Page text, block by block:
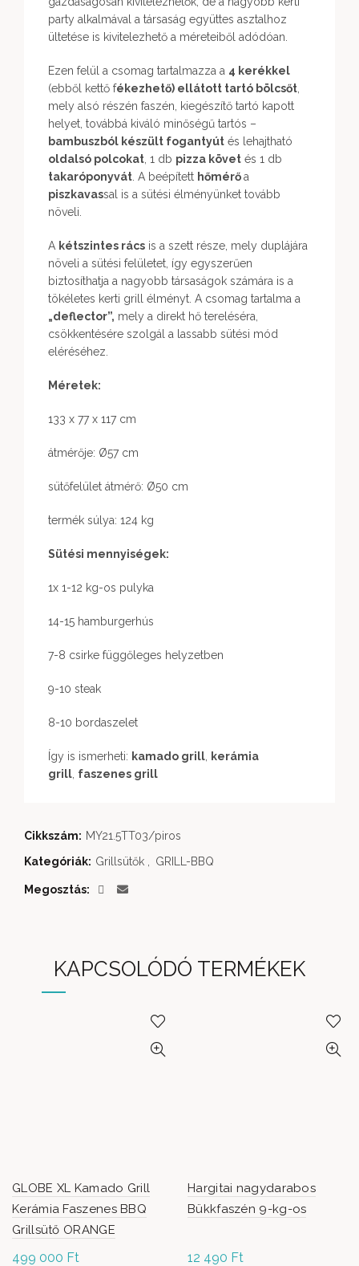
party alkalmával a társaság együttes asztalhoz
ültetése is kivitelezhető a méreteiből adódóan.
Ezen felül a csomag tartalmazza a 4 kerékkel
(ebből kettő fékezhető) ellátott tartó bölcsőt
mely alsó részén faszén, kiegészítő tartó kapott
helyet, továbbá kiváló minőségű tartós –
bambuszból készült fogantyút és lehajtható
oldalsó polcokat , 1 db pizza követ és 1 db
takaróponyvát . A beépített hőmérőa
piszkavassal is a sütési élményünket tovább
növeli.
A kétszintes rács is a szett része, mely duplájára
növeli a sütési felületet, így egyszerűen
biztosíthatja a nagyobb társaságok számára is a
tökéletes kerti grill élményt. A csomag tartalma a
„deflector”, mely a direkt hő tereléséra,
csökkentésére szolgál a lassabb sütési mód
eléréséhez.
Méretek:
133 x 77 x 117 cm
átmérője: Ø57 cm
sütőfelület átmérő: Ø50 cm
termék súlya: 124 kg
Sütési mennyiségek:
1x 1-12 kg-os pulyka
14-15 hamburgerhús
7-8 csirke függőleges helyzetben
9-10 steak
8-10 bordaszelet
Így is ismerheti: kamado grill
kerámia
grill faszenes grill
Cikkszám: MY21.5TT03/piros
Kategóriák: Grillsütők GRILL-BBQ
Megosztás
KAPCSOLÓDÓ TERMÉKEK
GLOBE XL Kamado Grill
Kerámia Faszenes BBQ
Grillsütő ORANGE
499 000 Ft
Hargitai nagydarabos
Bükkfaszén 9-kg-os
12 490 Ft